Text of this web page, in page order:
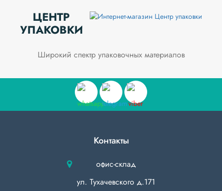
ЦЕНТР
УПАКОВКИ
Широкий спектр упаковочных материалов
Контакты
офис-склад
ул. Тухачевского д.171